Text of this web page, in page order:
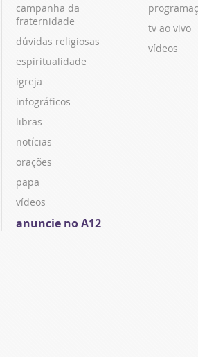
campanha da
fraternidade
dúvidas religiosas
espiritualidade
igreja
infográficos
libras
notícias
orações
papa
vídeos
anuncie no A12
tv ao vivo
vídeos